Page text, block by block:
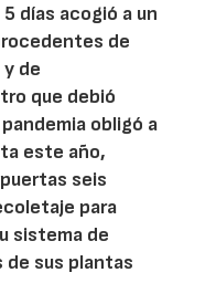
días acogió a un
de
de
que debió
obligó a
este año,
seis
para
sistema de
de sus plantas